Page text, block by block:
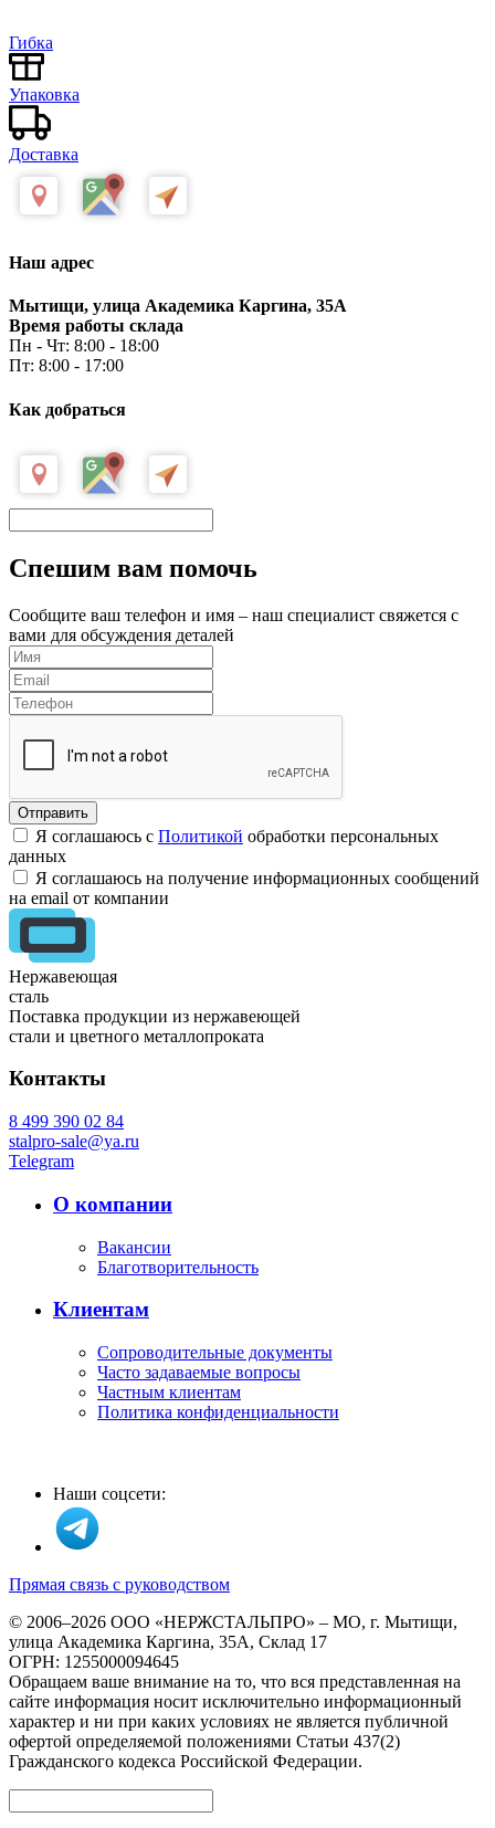
Гибка
Упаковка
Доставка
Наш адрес
Мытищи, улица Академика Каргина, 35А
Время работы склада
Пн - Чт: 8:00 - 18:00
Пт: 8:00 - 17:00
Как добраться
Спешим вам помочь
Сообщите ваш телефон и имя – наш специалист свяжется с
вами для обсуждения деталей
Я соглашаюсь с Политикой обработки персональных
данных
Я соглашаюсь на получение информационных сообщений
на email от компании
Нержавеющая
сталь
Поставка продукции из нержавеющей
стали и цветного металлопроката
Контакты
8 499 390 02 84
stalpro-sale@ya.ru
Telegram
О компании
Вакансии
Благотворительность
Клиентам
Сопроводительные документы
Часто задаваемые вопросы
Частным клиентам
Политика конфиденциальности
Наши соцсети:
Прямая связь с руководством
© 2006–2026 ООО «НЕРЖСТАЛЬПРО» – МО, г. Мытищи,
улица Академика Каргина, 35А, Склад 17
ОГРН: 1255000094645
Обращаем ваше внимание на то, что вся представленная на
сайте информация носит исключительно информационный
характер и ни при каких условиях не является публичной
офертой определяемой положениями Статьи 437(2)
Гражданского кодекса Российской Федерации.